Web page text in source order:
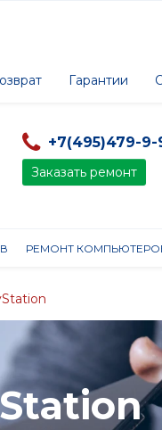
Гарантии
+7(495)479-9-
Заказать ремонт
РЕМОНТ